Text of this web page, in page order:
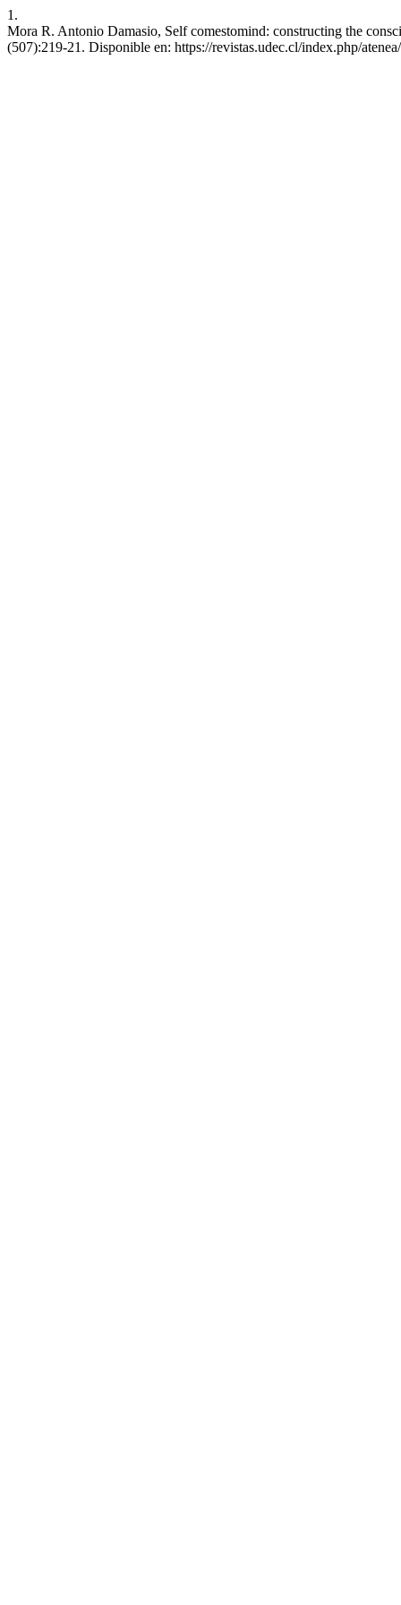
1.
Mora R. Antonio Damasio, Self comestomind: constructing the
(507):219-21. Disponible en: https://revistas.udec.cl/index.php/